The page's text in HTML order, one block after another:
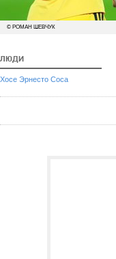
© РОМАН ШЕВЧУК
ЛЮДИ
Хосе Эрнесто Соса